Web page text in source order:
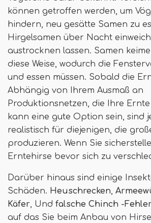
können getroffen werden, um
hindern, neu gesätte Samen zu
Hirgelsamen über Nacht
austrocknen lassen. Samen
diese Weise, wodurch die
und essen müssen. Sobald die
Abhängig von Ihrem Ausmaß an
Produktionsnetzen, die Ihre
kann eine gute Option sein, sind
realistisch für diejenigen, die
produzieren. Wenn Sie
Erntehirse bevor sich zu
Darüber hinaus sind einige
Schäden. Heuschrecken,
Käfer, Und falsche Chinch -
auf das Sie beim Anbau von